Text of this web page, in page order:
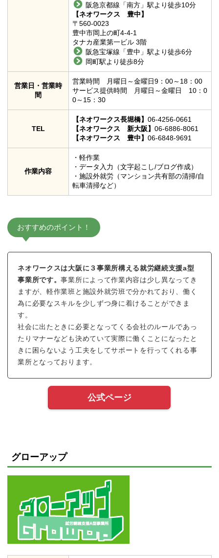
阪急京都線「南方」駅より徒歩10分
【ネオワークス 豊中】
〒560-0023
豊中市岡上の町4-4-1
タナカ産業第一ビル 3階
阪急宝塚線「豊中」駅より徒歩6分
岡町駅より徒歩8分
営業日・営業時
間
営業時間 月曜日～金曜日9：00～18：00
サービス提供時間 月曜日～金曜日 10：0
0～15：30
TEL
【ネオワークス長堀橋】 06-4256-0661
【ネオワークス 新大阪】 06-6886-8061
【ネオワークス 豊中】 06-6848-9691
作業内容
・軽作業
・データ入力（文字起こし/ブログ作成）
・施設外就労（マンション共有部の清掃/自
転車清掃など）
おすすめのポイント！
ネオワークスは大阪に３事業所構える就労継続支援a型
事業所です。事業所によって作業内容は少し異なってき
ますが、軽作業班と施設外就労班で分かれており、働く
為に必要なスキルを少しずつ身に着けることができま
す。
社会に出たときに必要となってくる会社のルールであっ
たりマナーなども決めていて実際に働くことになったと
きに困らないよう工夫をしてサポートを行ってくれる事
業所となっております。
公式ページ
グローアップ